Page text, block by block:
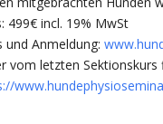
499€ incl. 19% MwSt
und Anmeldung:
vom letzten Sektionskurs